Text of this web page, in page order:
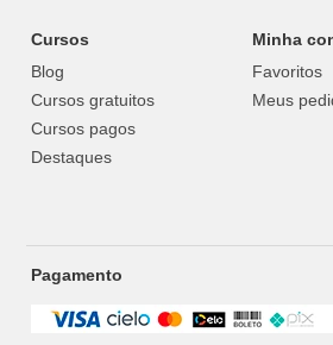
Cursos
Blog
Cursos gratuitos
Cursos pagos
Destaques
Minha
Favoritos
Meus
Pagamento